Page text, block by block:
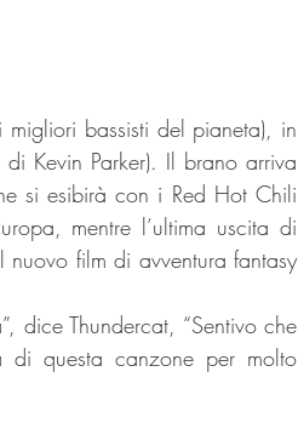
bassisti del pianeta), in
Kevin Parker). Il brano arriva
si esibirà con i Red Hot Chili
mentre l’ultima uscita di
film di avventura fantasy
di questa canzone per molto